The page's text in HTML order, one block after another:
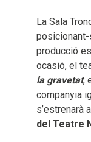
La Sala
producció
ocasió, el
la gravetat,
companyia
s’estrenarà
del Teatre